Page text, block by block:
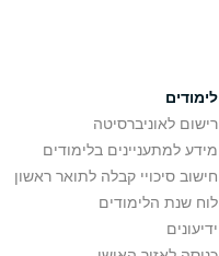
לימודים
רישום לאוניברסיטה
מידע למתעניינים בלימודים
חישוב סיכויי קבלה לתואר ראשון
לוח שנת הלימודים
ידיעונים